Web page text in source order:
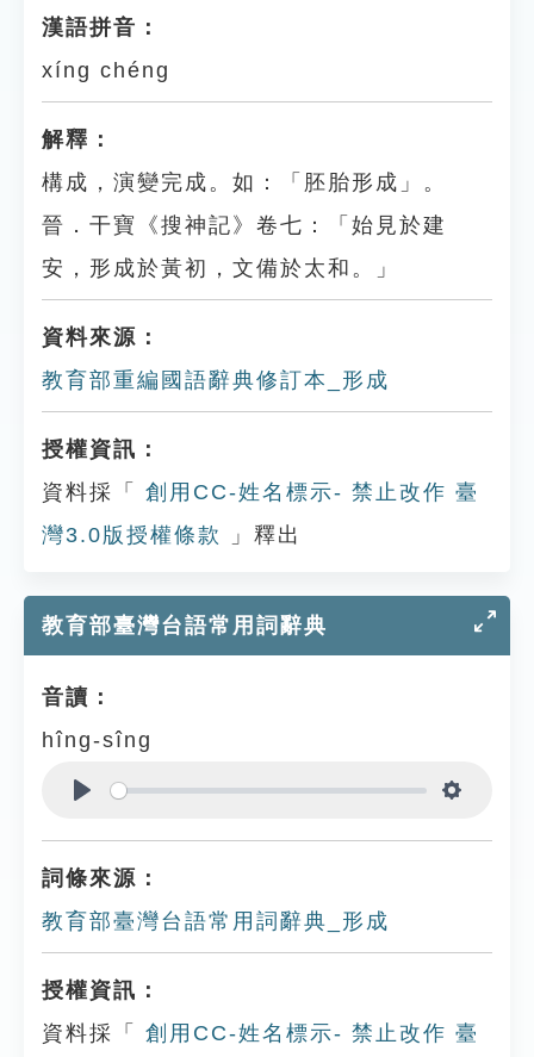
漢語拼音：
xíng chéng
解釋：
構成，演變完成。如：「胚胎形成」。
晉．干寶《搜神記》卷七：「始見於建
安，形成於黃初，文備於太和。」
資料來源：
教育部重編國語辭典修訂本_形成
授權資訊：
資料採「
創用CC-姓名標示- 禁止改作 臺
灣3.0版授權條款
」釋出
教育部臺灣台語常用詞辭典
音讀：
hîng-sîng
詞條來源：
教育部臺灣台語常用詞辭典_形成
授權資訊：
資料採「
創用CC-姓名標示- 禁止改作 臺